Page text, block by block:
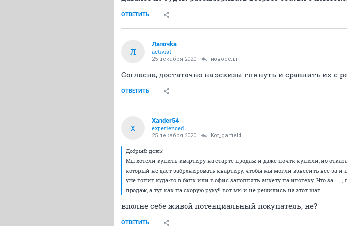
ОТВЕТИТЬ
Л
Лапочkа
activist
25 декабря 2020 новоселл
Согласна, достаточно на эскизы глянуть и сравнить их с
ОТВЕТИТЬ
X
Xander54
experienced
25 декабря 2020 Kot_garfield
Добрый день!
Мы хотели купить квартиру на старте продаж и даже почти купили, но
который не дает забронировать квартиру, чтобы мы могли взвесить все за
уже гонит куда-то в банк или в офис заполнять анкету на ипотеку. Что за
продаж, а тут как на скорую руку!! вот мы и не решились на этот шаг.
вполне себе живой потенциальный покупатель, не?
ОТВЕТИТЬ